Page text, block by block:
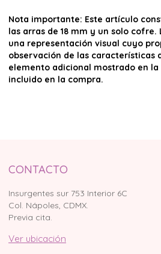
Nota importante: Este artículo
las arras de 18 mm y un solo
una representación visual cuyo
observación de las características
elemento adicional mostrado en
incluido en la compra.
CONTACTO
Insurgentes sur 753 Interior 6C
Col. Nápoles, CDMX.
Previa cita.
Ver ubicación